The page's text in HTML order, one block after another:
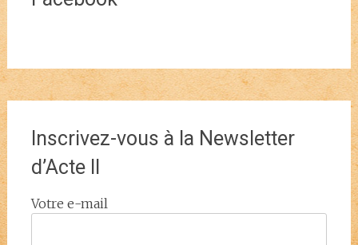
Inscrivez-vous à la Newsletter
d’Acte II
Votre e-mail